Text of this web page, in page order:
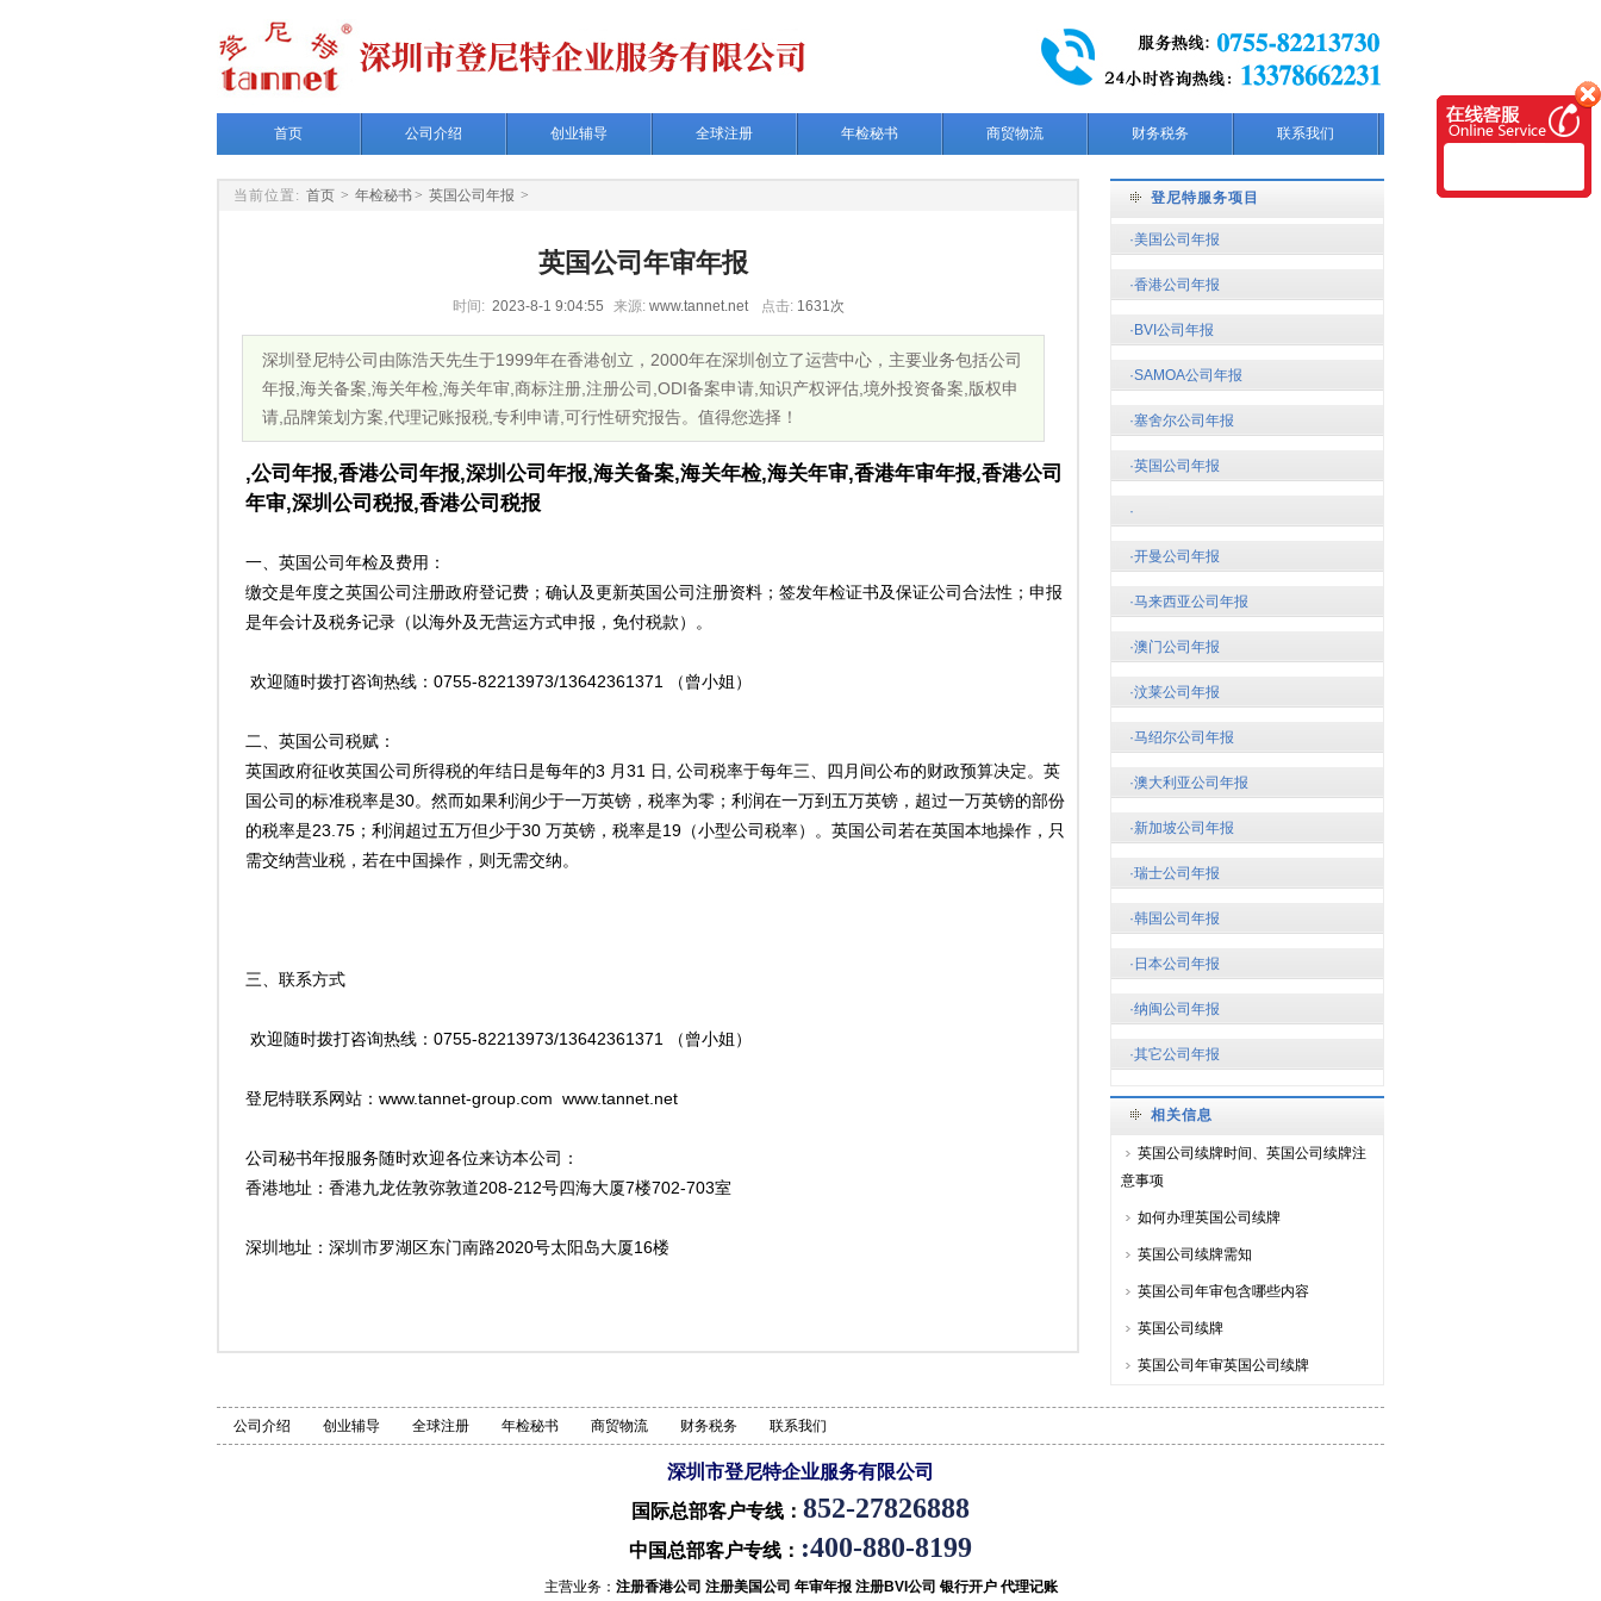
首页 公司介绍 创业辅导 全球注册 年检秘书 商贸物流 财务税务 联系我们
当前位置: 首页 > 年检秘书 > 英国公司年报 >
英国公司年审年报
时间: 2023-8-1 9:04:55 来源: www.tannet.net 点击: 1631次
深圳登尼特公司由陈浩天先生于1999年在香港创立，2000年在深圳创立了运营中心，主要业务包括公司
年报,海关备案,海关年检,海关年审,商标注册,注册公司,ODI备案申请,知识产权评估,境外投资备案,版权申
请,品牌策划方案,代理记账报税,专利申请,可行性研究报告。值得您选择！
,公司年报,香港公司年报,深圳公司年报,海关备案,海关年检,海关年审,香港年审年报,香港公司
年审,深圳公司税报,香港公司税报
一、英国公司年检及费用：
缴交是年度之英国公司注册政府登记费；确认及更新英国公司注册资料；签发年检证书及保证公司合法性；申报
是年会计及税务记录（以海外及无营运方式申报，免付税款）。
欢迎随时拨打咨询热线：0755-82213973/13642361371 （曾小姐）
二、英国公司税赋：
英国政府征收英国公司所得税的年结日是每年的3 月31 日, 公司税率于每年三、四月间公布的财政预算决定。英
国公司的标准税率是30。然而如果利润少于一万英镑，税率为零；利润在一万到五万英镑，超过一万英镑的部份
的税率是23.75；利润超过五万但少于30 万英镑，税率是19（小型公司税率）。英国公司若在英国本地操作，只
需交纳营业税，若在中国操作，则无需交纳。
三、联系方式
欢迎随时拨打咨询热线：0755-82213973/13642361371 （曾小姐）
登尼特联系网站：www.tannet-group.com www.tannet.net
公司秘书年报服务随时欢迎各位来访本公司：
香港地址：香港九龙佐敦弥敦道208-212号四海大厦7楼702-703室
深圳地址：深圳市罗湖区东门南路2020号太阳岛大厦16楼
登尼特服务项目
·美国公司年报
·香港公司年报
·BVI公司年报
·SAMOA公司年报
·塞舍尔公司年报
·英国公司年报
·
·开曼公司年报
·马来西亚公司年报
·澳门公司年报
·汶莱公司年报
·马绍尔公司年报
·澳大利亚公司年报
·新加坡公司年报
·瑞士公司年报
·韩国公司年报
·日本公司年报
·纳闽公司年报
·其它公司年报
相关信息
英国公司续牌时间、英国公司续牌注
意事项
如何办理英国公司续牌
英国公司续牌需知
英国公司年审包含哪些内容
英国公司续牌
英国公司年审英国公司续牌
公司介绍 创业辅导 全球注册 年检秘书 商贸物流 财务税务 联系我们
深圳市登尼特企业服务有限公司
国际总部客户专线： 852-27826888
中国总部客户专线： :400-880-8199
主营业务： 注册香港公司 注册美国公司 年审年报 注册BVI公司 银行开户 代理记账